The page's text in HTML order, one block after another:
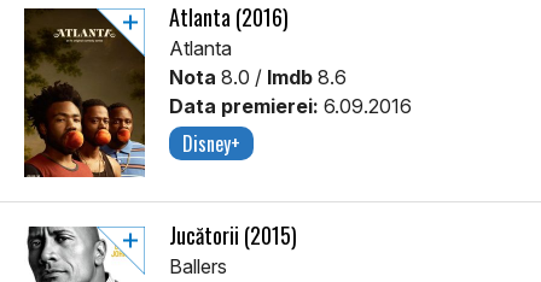
Atlanta (2016)
Atlanta
Nota 8.0 / Imdb 8.6
Data premierei: 6.09.2016
Disney+
Jucătorii (2015)
Ballers